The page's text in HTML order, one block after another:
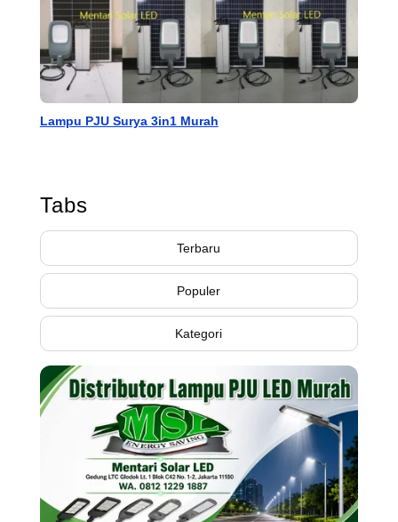
Lampu PJU Surya 3in1 Murah
Tabs
Terbaru
Populer
Kategori